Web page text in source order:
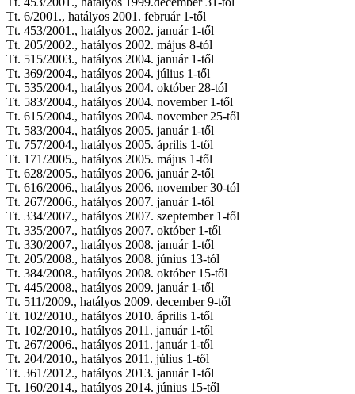
Tt. 6/2001., hatályos 2001. február 1-től
Tt. 453/2001., hatályos 2002. január 1-től
Tt. 205/2002., hatályos 2002. május 8-tól
Tt. 515/2003., hatályos 2004. január 1-től
Tt. 369/2004., hatályos 2004. július 1-től
Tt. 535/2004., hatályos 2004. október 28-tól
Tt. 583/2004., hatályos 2004. november 1-től
Tt. 615/2004., hatályos 2004. november 25-től
Tt. 583/2004., hatályos 2005. január 1-től
Tt. 757/2004., hatályos 2005. április 1-től
Tt. 171/2005., hatályos 2005. május 1-től
Tt. 628/2005., hatályos 2006. január 2-től
Tt. 616/2006., hatályos 2006. november 30-tól
Tt. 267/2006., hatályos 2007. január 1-től
Tt. 334/2007., hatályos 2007. szeptember 1-től
Tt. 335/2007., hatályos 2007. október 1-től
Tt. 330/2007., hatályos 2008. január 1-től
Tt. 205/2008., hatályos 2008. június 13-tól
Tt. 384/2008., hatályos 2008. október 15-től
Tt. 445/2008., hatályos 2009. január 1-től
Tt. 511/2009., hatályos 2009. december 9-től
Tt. 102/2010., hatályos 2010. április 1-től
Tt. 102/2010., hatályos 2011. január 1-től
Tt. 267/2006., hatályos 2011. január 1-től
Tt. 204/2010., hatályos 2011. július 1-től
Tt. 361/2012., hatályos 2013. január 1-től
Tt. 160/2014., hatályos 2014. június 15-től